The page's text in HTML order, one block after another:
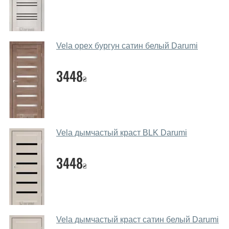
Да. Мы консультируем покупателей
через мессенджеры, онлайн чат или непосредственно
в нашем салоне-магазине.
Какие основные особенности и
преимущества ваших межкомнатных
Каркас полотна межкомнатных дверей производится
из евробруса (собственной сушки), который
покрывается МДФ накладками толщиной 20 мм.
Благодаря такой толщине МДФ, вся конструкция
выходит очень крепкой и надежной.
Какие дверные полотна посоветуете?
Наши рекомендации зависят от необходимых
параметров, Вашего бюджета и других факторов.
Подбор дверных полотен ведется индивидуально для
Vela орех бургун сатин белый Darumi
3448₴
Vela дымчастый краст BLK Darumi
3448₴
Vela дымчастый краст сатин белый Darumi